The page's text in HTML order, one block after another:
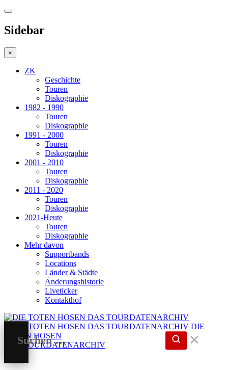
Sidebar
×
ZK
Geschichte
Touren
Diskographie
1982 - 1990
Touren
Diskographie
1991 - 2000
Touren
Diskographie
2001 - 2010
Touren
Diskographie
2011 - 2020
Touren
Diskographie
2021-Heute
Touren
Diskographie
Mehr davon
Supportbands
Locations
Länder & Städte
Änderungshistorie
Liveticker
Kontakthof
DIE
TOTEN HOSEN
DAS TOURDATENARCHIV
✕